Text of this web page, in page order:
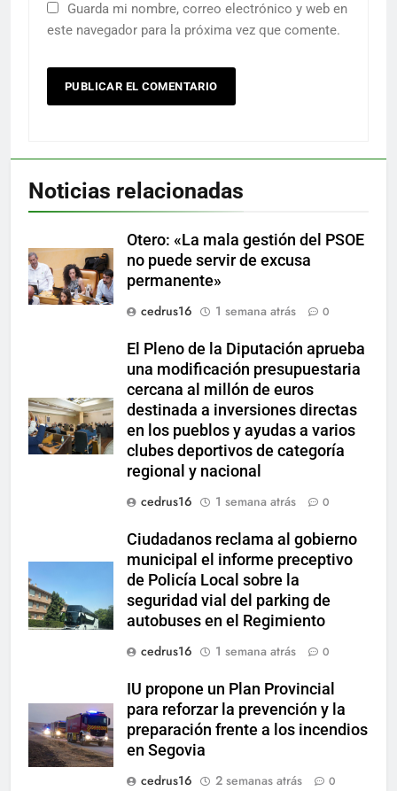
Guarda mi nombre, correo electrónico y web en
este navegador para la próxima vez que comente.
Noticias relacionadas
Otero: «La mala gestión del PSOE
no puede servir de excusa
permanente»
cedrus16
1 semana atrás 0
El Pleno de la Diputación aprueba
una modificación presupuestaria
cercana al millón de euros
destinada a inversiones directas
en los pueblos y ayudas a varios
clubes deportivos de categoría
regional y nacional
cedrus16
1 semana atrás 0
Ciudadanos reclama al gobierno
municipal el informe preceptivo
de Policía Local sobre la
seguridad vial del parking de
autobuses en el Regimiento
cedrus16
1 semana atrás 0
IU propone un Plan Provincial
para reforzar la prevención y la
preparación frente a los incendios
en Segovia
cedrus16
2 semanas atrás 0